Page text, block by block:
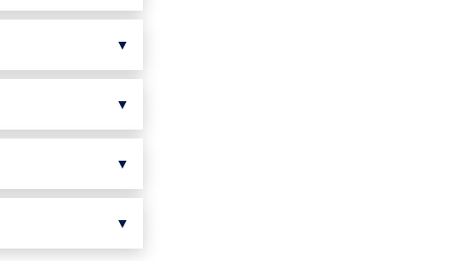
▼
▼
▼
▼